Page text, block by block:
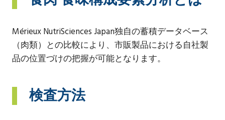
Mérieux NutriSciences Japan独自の蓄積データベース
（肉類）との比較により、市販製品における自社製
品の位置づけの把握が可能となります。
検査方法